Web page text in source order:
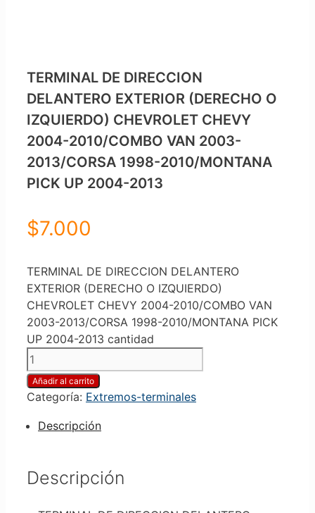
TERMINAL DE DIRECCION
DELANTERO EXTERIOR (DERECHO O
IZQUIERDO) CHEVROLET CHEVY
2004-2010/COMBO VAN 2003-
2013/CORSA 1998-2010/MONTANA
PICK UP 2004-2013
$7.000
TERMINAL DE DIRECCION DELANTERO
EXTERIOR (DERECHO O IZQUIERDO)
CHEVROLET CHEVY 2004-2010/COMBO VAN
2003-2013/CORSA 1998-2010/MONTANA PICK
UP 2004-2013 cantidad
Añadir al carrito
Categoría: Extremos-terminales
Descripción
Descripción